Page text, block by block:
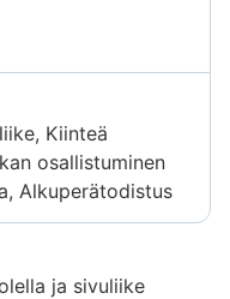
Kiinteä
osallistuminen
Alkuperätodistus
ja sivuliike